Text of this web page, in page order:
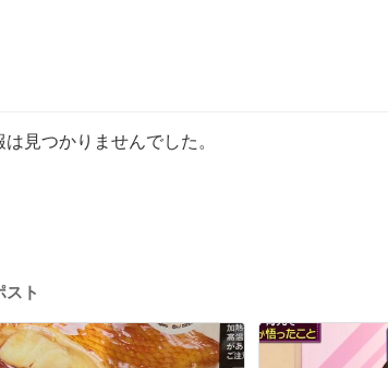
見つかりませんでした。
スト